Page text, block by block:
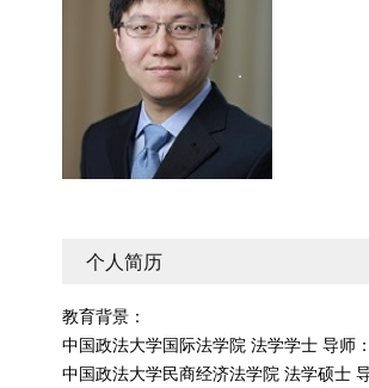
个人简历
教育背景：
中国政法大学国际法学院 法学学士 导师
中国政法大学民商经济法学院 法学硕士